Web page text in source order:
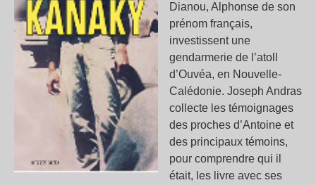
Dianou, Alphonse de son
prénom français,
investissent une
gendarmerie de l’atoll
d’Ouvéa, en Nouvelle-
Calédonie. Joseph Andras
collecte les témoignages
des proches d’Antoine et
des principaux témoins,
pour comprendre qui il
était, les livre avec ses